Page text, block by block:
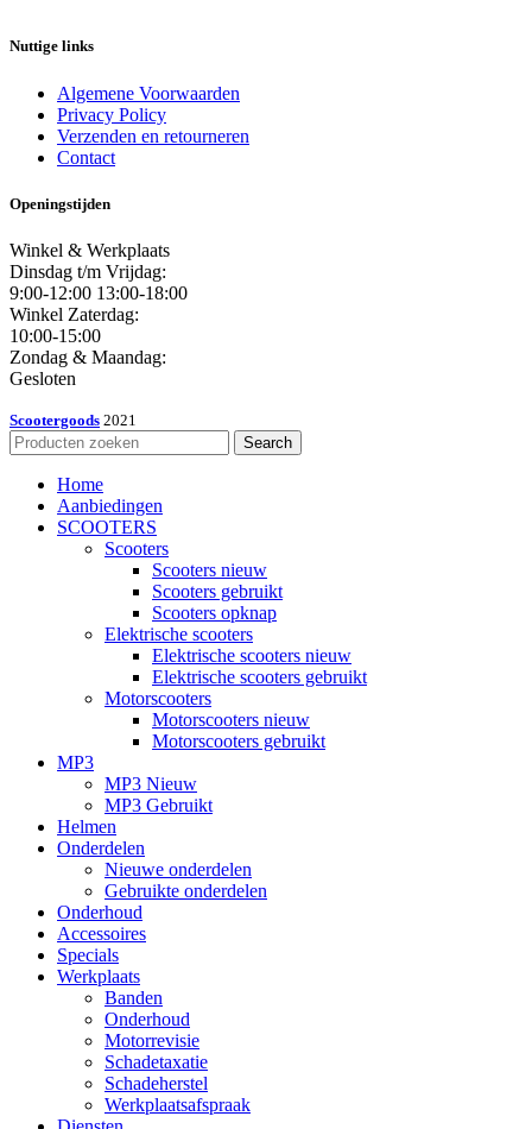
Nuttige links
Algemene Voorwaarden
Privacy Policy
Verzenden en retourneren
Contact
Openingstijden
Winkel & Werkplaats
Dinsdag t/m Vrijdag:
9:00-12:00 13:00-18:00
Winkel Zaterdag:
10:00-15:00
Zondag & Maandag:
Gesloten
Scootergoods 2021
Search
Home
Aanbiedingen
SCOOTERS
Scooters
Scooters nieuw
Scooters gebruikt
Scooters opknap
Elektrische scooters
Elektrische scooters nieuw
Elektrische scooters gebruikt
Motorscooters
Motorscooters nieuw
Motorscooters gebruikt
MP3
MP3 Nieuw
MP3 Gebruikt
Helmen
Onderdelen
Nieuwe onderdelen
Gebruikte onderdelen
Onderhoud
Accessoires
Specials
Werkplaats
Banden
Onderhoud
Motorrevisie
Schadetaxatie
Schadeherstel
Werkplaatsafspraak